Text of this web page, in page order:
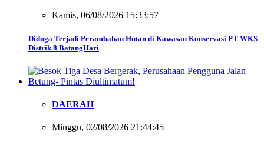
Kamis, 06/08/2026 15:33:57
Diduga Terjadi Perambahan Hutan di Kawasan Konservasi PT WKS
Distrik 8 BatangHari
DAERAH
Minggu, 02/08/2026 21:44:45